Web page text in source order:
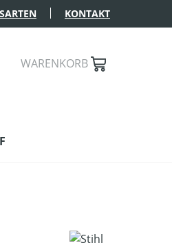
KONTAKT
WARENKORB